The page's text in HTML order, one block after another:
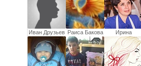
Иван Друзьев Раиса Бакова Ирина